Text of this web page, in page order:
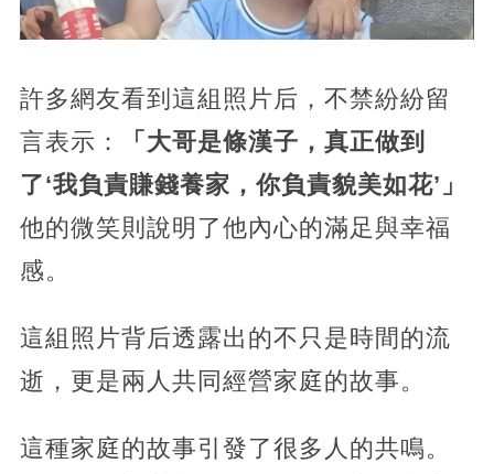
許多網友看到這組照片后，不禁紛紛留
言表示：
「大哥是條漢子，真正做到
了‘我負責賺錢養家，你負責貌美如花’」
他的微笑則說明了他內心的滿足與幸福
感。
這組照片背后透露出的不只是時間的流
逝，更是兩人共同經營家庭的故事。
這種家庭的故事引發了很多人的共鳴。